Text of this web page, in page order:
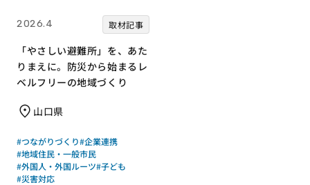
2026.4 取材記事
「やさしい避難所」を、あた
りまえに。防災から始まるレ
ベルフリーの地域づくり
山口県
#つながりづくり#企業連携
#地域住民・一般市民
#外国人・外国ルーツ#子ども
#災害対応